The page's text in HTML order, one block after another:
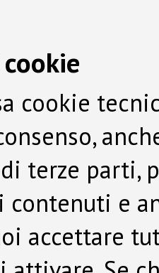
cookie
terze parti,
e
accettare